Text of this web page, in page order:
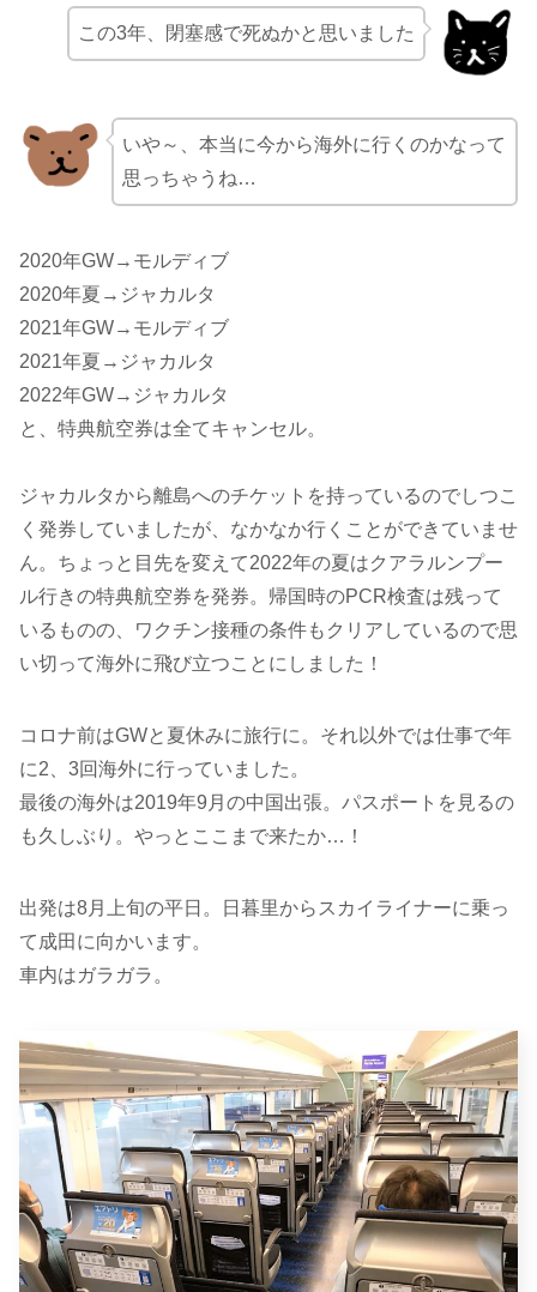
この3年、閉塞感で死ぬかと思いました
いや～、本当に今から海外に行くのかなって
思っちゃうね…
2020年GW→モルディブ
2020年夏→ジャカルタ
2021年GW→モルディブ
2021年夏→ジャカルタ
2022年GW→ジャカルタ
と、特典航空券は全てキャンセル。
ジャカルタから離島へのチケットを持っているのでしつこ
く発券していましたが、なかなか行くことができていませ
ん。ちょっと目先を変えて2022年の夏はクアラルンプー
ル行きの特典航空券を発券。帰国時のPCR検査は残って
いるものの、ワクチン接種の条件もクリアしているので思
い切って海外に飛び立つことにしました！
コロナ前はGWと夏休みに旅行に。それ以外では仕事で年
に2、3回海外に行っていました。
最後の海外は2019年9月の中国出張。パスポートを見るの
も久しぶり。やっとここまで来たか…！
出発は8月上旬の平日。日暮里からスカイライナーに乗っ
て成田に向かいます。
車内はガラガラ。